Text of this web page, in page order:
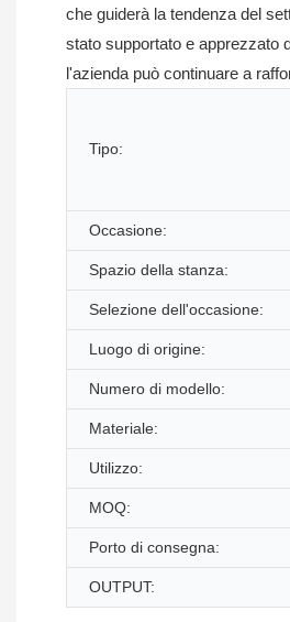
che guiderà la tendenza del
stato supportato e apprezzato
l'azienda può continuare a
Tipo:
Occasione:
Spazio della stanza:
Selezione dell'occasione:
Luogo di origine:
Numero di modello:
Materiale:
Utilizzo:
MOQ:
Porto di consegna:
OUTPUT: